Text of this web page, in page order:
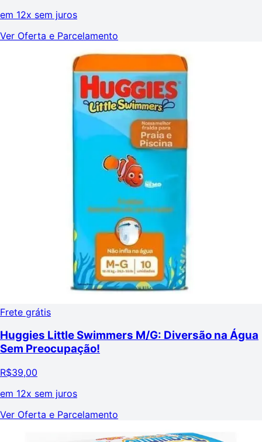
em 12x sem juros
Ver Oferta e Parcelamento
Frete grátis
Huggies Little Swimmers M/G: Diversão na Água
Sem Preocupação!
R$39,00
em 12x sem juros
Ver Oferta e Parcelamento